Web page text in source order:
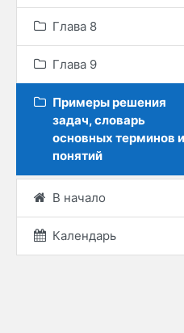
Глава 8
Глава 9
Примеры решения
задач, словарь
основных терминов и
понятий
В начало
Календарь